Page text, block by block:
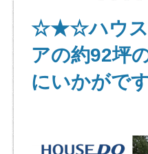
☆★☆ハウス
アの約92坪
にいかがで